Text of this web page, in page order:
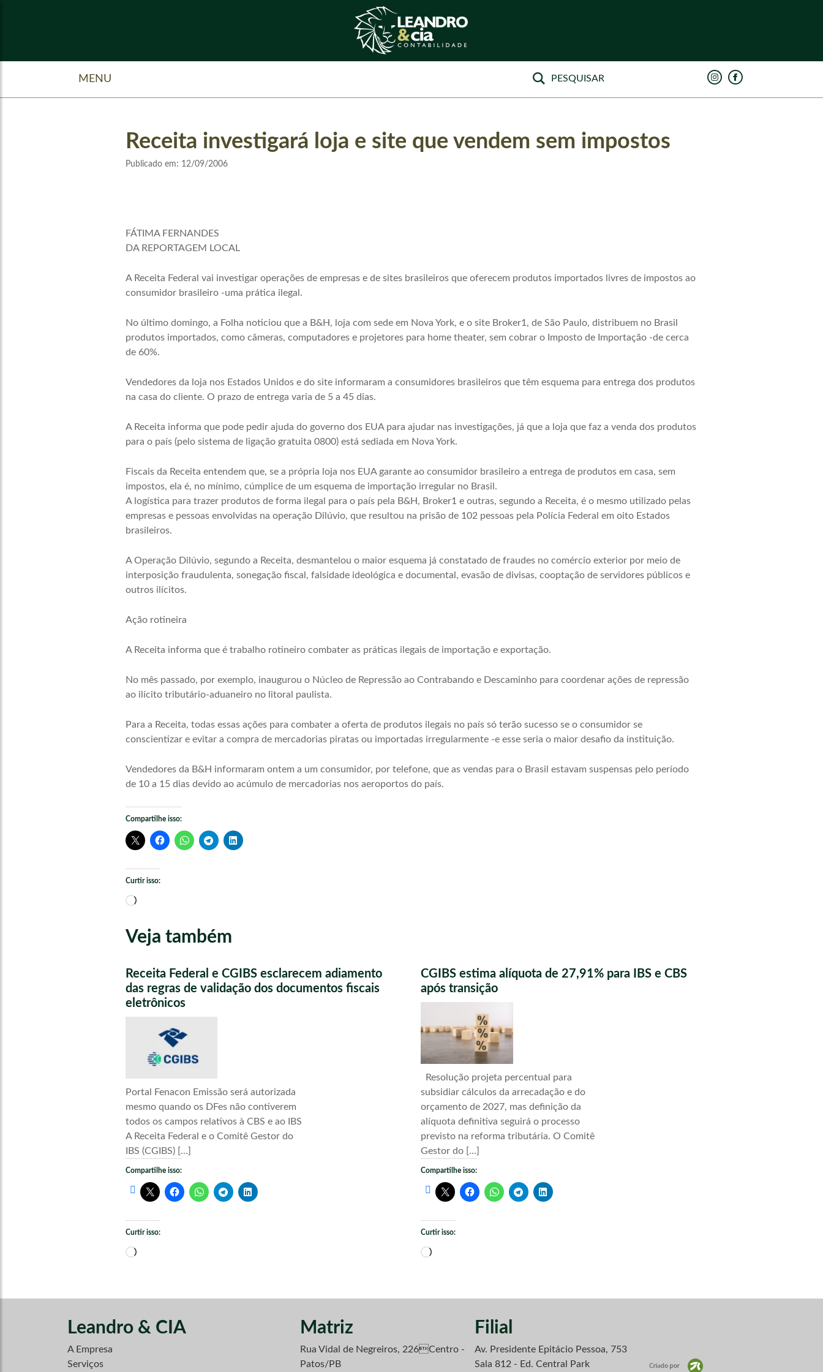
MENU
Receita investigará loja e site que vendem sem impostos
Publicado em: 12/09/2006
FÁTIMA FERNANDES
DA REPORTAGEM LOCAL
A Receita Federal vai investigar operações de empresas e de sites brasileiros que oferecem produtos importados livres de impostos ao
consumidor brasileiro -uma prática ilegal.
No último domingo, a Folha noticiou que a B&H, loja com sede em Nova York, e o site Broker1, de São Paulo, distribuem no Brasil
produtos importados, como câmeras, computadores e projetores para home theater, sem cobrar o Imposto de Importação -de cerca
de 60%.
Vendedores da loja nos Estados Unidos e do site informaram a consumidores brasileiros que têm esquema para entrega dos produtos
na casa do cliente. O prazo de entrega varia de 5 a 45 dias.
A Receita informa que pode pedir ajuda do governo dos EUA para ajudar nas investigações, já que a loja que faz a venda dos produtos
para o país (pelo sistema de ligação gratuita 0800) está sediada em Nova York.
Fiscais da Receita entendem que, se a própria loja nos EUA garante ao consumidor brasileiro a entrega de produtos em casa, sem
impostos, ela é, no mínimo, cúmplice de um esquema de importação irregular no Brasil.
A logística para trazer produtos de forma ilegal para o país pela B&H, Broker1 e outras, segundo a Receita, é o mesmo utilizado pelas
empresas e pessoas envolvidas na operação Dilúvio, que resultou na prisão de 102 pessoas pela Polícia Federal em oito Estados
brasileiros.
A Operação Dilúvio, segundo a Receita, desmantelou o maior esquema já constatado de fraudes no comércio exterior por meio de
interposição fraudulenta, sonegação fiscal, falsidade ideológica e documental, evasão de divisas, cooptação de servidores públicos e
outros ilícitos.
Ação rotineira
A Receita informa que é trabalho rotineiro combater as práticas ilegais de importação e exportação.
No mês passado, por exemplo, inaugurou o Núcleo de Repressão ao Contrabando e Descaminho para coordenar ações de repressão
ao ilícito tributário-aduaneiro no litoral paulista.
Para a Receita, todas essas ações para combater a oferta de produtos ilegais no país só terão sucesso se o consumidor se
conscientizar e evitar a compra de mercadorias piratas ou importadas irregularmente -e esse seria o maior desafio da instituição.
Vendedores da B&H informaram ontem a um consumidor, por telefone, que as vendas para o Brasil estavam suspensas pelo período
de 10 a 15 dias devido ao acúmulo de mercadorias nos aeroportos do país.
Compartilhe isso:
Curtir isso:
Carregando...
Veja também
Receita Federal e CGIBS esclarecem adiamento
das regras de validação dos documentos fiscais
eletrônicos
Portal Fenacon Emissão será autorizada
mesmo quando os DFes não contiverem
todos os campos relativos à CBS e ao IBS
A Receita Federal e o Comitê Gestor do
IBS (CGIBS) […]
Compartilhe isso:
Curtir isso:
Carregando...
CGIBS estima alíquota de 27,91% para IBS e CBS
após transição
Resolução projeta percentual para
subsidiar cálculos da arrecadação e do
orçamento de 2027, mas definição da
alíquota definitiva seguirá o processo
previsto na reforma tributária. O Comitê
Gestor do […]
Compartilhe isso:
Curtir isso:
Carregando...
Leandro & CIA
A Empresa
Serviços
Matriz
Rua Vidal de Negreiros, 226Centro -
Patos/PB
Filial
Av. Presidente Epitácio Pessoa, 753
Sala 812 - Ed. Central Park